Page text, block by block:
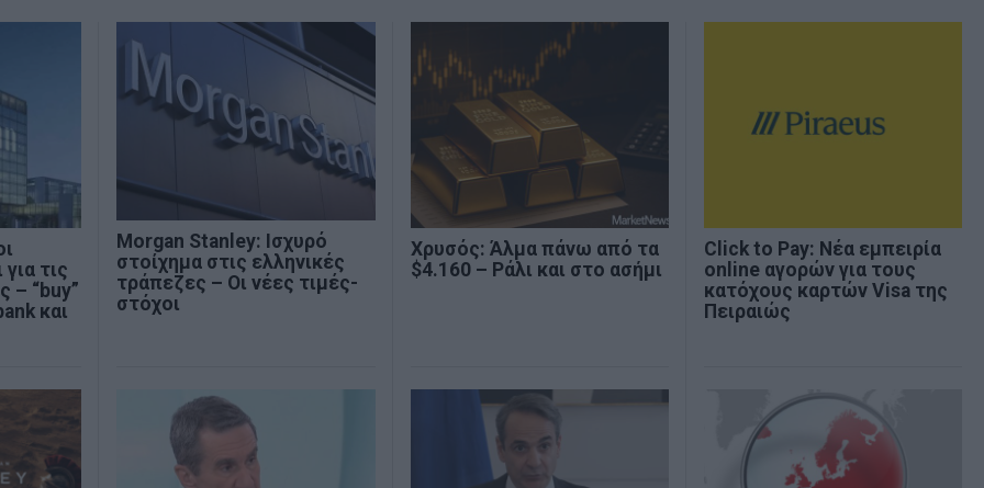
τις
– “buy”
και
Morgan Stanley: Ισχυρό
στοίχημα στις ελληνικές
τράπεζες – Οι νέες τιμές-
στόχοι
Χρυσός: Άλμα πάνω από τα
$4.160 – Ράλι και στο ασήμι
Click to Pay: Νέα εμπειρία
online αγορών για τους
κατόχους καρτών Visa της
Πειραιώς